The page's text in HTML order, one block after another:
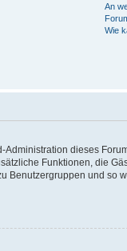
An
Wie
dieses
Funktionen, die
Benutzergruppen und